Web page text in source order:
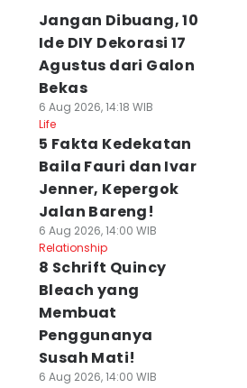
Jangan Dibuang, 10
Ide DIY Dekorasi 17
Agustus dari Galon
Bekas
6 Aug 2026, 14:18 WIB
Life
5 Fakta Kedekatan
Baila Fauri dan Ivar
Jenner, Kepergok
Jalan Bareng!
6 Aug 2026, 14:00 WIB
Relationship
8 Schrift Quincy
Bleach yang
Membuat
Penggunanya
Susah Mati!
6 Aug 2026, 14:00 WIB